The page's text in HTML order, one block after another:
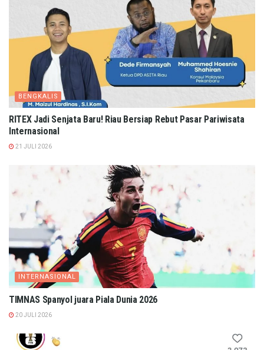
BENGKALIS
RITEX Jadi Senjata Baru! Riau Bersiap Rebut Pasar Pariwisata
Internasional
21 JULI 2026
INTERNASIONAL
TIMNAS Spanyol juara Piala Dunia 2026
20 JULI 2026